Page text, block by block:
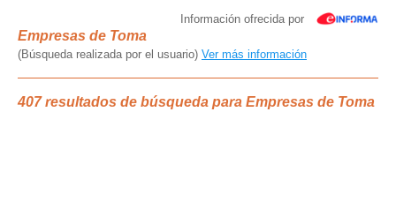
Información ofrecida por
Empresas de Toma
(Búsqueda realizada por el usuario) Ver más información
407 resultados de búsqueda para Empresas de Toma